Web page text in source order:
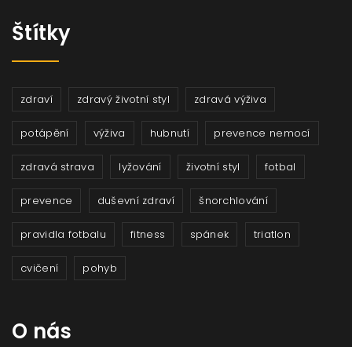
Štítky
zdraví zdravý životní styl zdravá výživa
potápění výživa hubnutí prevence nemocí
zdravá strava lyžování životní styl fotbal
prevence duševní zdraví šnorchlování
pravidla fotbalu fitness spánek triatlon
cvičení pohyb
O nás